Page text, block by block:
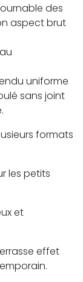
des
aspect brut
uniforme
sans joint
formats
les petits
et
effet